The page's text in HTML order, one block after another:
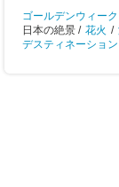
ゴールデンウィー
日本の絶景 / 花火 /
デスティネーショ